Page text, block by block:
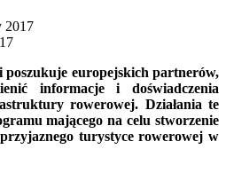
2017
europejskich partnerów,
informacje i doświadczenia
rowerowej. Działania te
mającego na celu stworzenie
turystyce rowerowej w